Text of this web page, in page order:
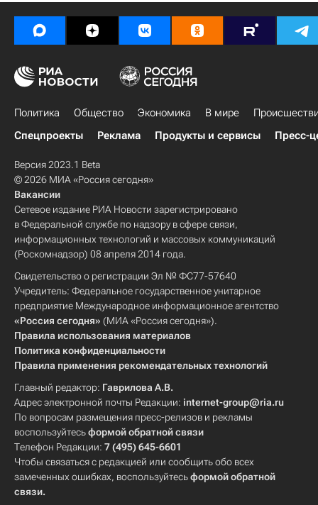
Политика Общество Экономика В мире
Спецпроекты
Реклама Продукты и сервисы Пресс-
Версия 2023.1 Beta
© 2026 МИА «Россия сегодня»
Вакансии
Сетевое издание РИА Новости зарегистрировано
в Федеральной службе по надзору в сфере связи,
информационных технологий и массовых коммуникаций
(Роскомнадзор) 08 апреля 2014 года.
Свидетельство о регистрации Эл № ФС77-57640
Учредитель: Федеральное государственное унитарное
предприятие Международное информационное агентство
«Россия сегодня» (МИА «Россия сегодня»).
Правила использования материалов
Политика конфиденциальности
Правила применения рекомендательных технологий
Главный редактор: Гаврилова А.В.
Адрес электронной почты Редакции: internet-group@ria.ru
По вопросам размещения пресс-релизов и рекламы
воспользуйтесьформой обратной связи
Телефон Редакции: 7 (495) 645-6601
Чтобы связаться с редакцией или сообщить обо всех
замеченных ошибках, воспользуйтесьформой обратной
связи.